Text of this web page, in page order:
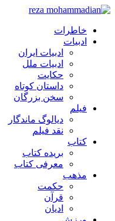
خاطرات
ادبیات
ادبیات ایران
ادبیات ملل
حکایت
داستان کوتاه
سخن بزرگان
فیلم
دیالوگ ماندگار
نقد فیلم
کتاب
بریده کتاب
معرفی کتاب
مذهب
حکمت
قرآن
ادیان